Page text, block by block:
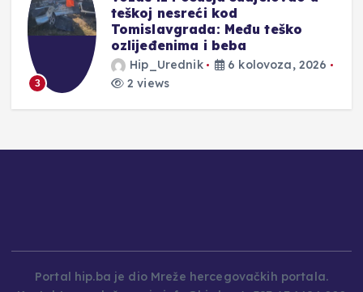
3
teškoj nesreći kod
Tomislavgrada: Među teško
ozlijeđenima i beba
Hip_Urednik
6 kolovoza, 2026
2 views
Portal hip.ba je dio Mreže hercegovačkih portala.